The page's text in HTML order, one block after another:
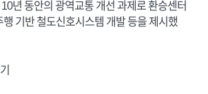
년 동안의 광역교통 개선 과제로 환승센터
행 기반 철도신호시스템 개발 등을 제시했